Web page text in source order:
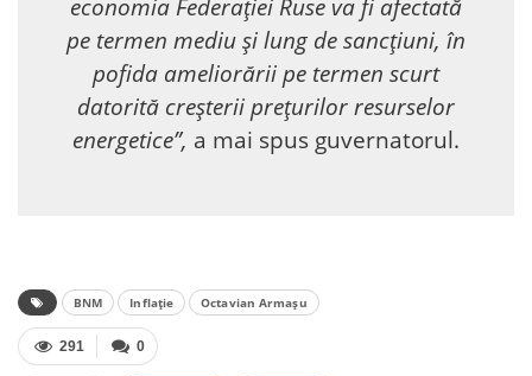
economia Federației Ruse va fi afectată
pe termen mediu și lung de sancțiuni, în
pofida ameliorării pe termen scurt
datorită creșterii prețurilor resurselor
energetice”, a mai spus guvernatorul.
BNM Inflație Octavian Armașu
0
291